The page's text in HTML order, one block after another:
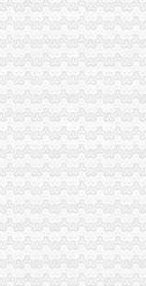
,来找福利
福利吧
福利社电影-网络
里有便宜的苹